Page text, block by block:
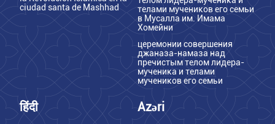
ciudad santa de Mashhad
телами мучеников его семьи
в Мусалла им. Имама
Хомейни
церемонии совершения
джаназа-намаза над
пречистым телом лидера-
мученика и телами
мучеников его семьи
हिंदी Azəri